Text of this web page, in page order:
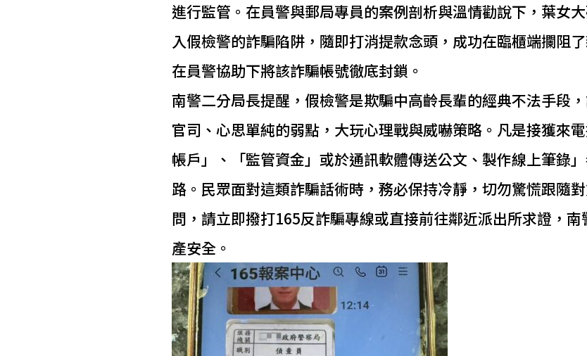
進行監管。在員警與郵局專員的案例剖析與溫情勸說下，葉女
入假檢警的詐騙陷阱，隨即打消提款念頭，成功在臨櫃端攔阻
在員警協助下將該詐騙帳號徹底封鎖。
南警二分局長提醒，假檢警是欺騙中高齡長輩的經典不法手段
官司、心思單純的弱點，大玩心理戰與威嚇策略。凡是接獲來
帳戶」、「監管資金」或於通訊軟體傳送公文、製作線上筆錄
路。民眾面對這類詐騙話術時，務必保持冷靜，切勿驚慌跟隨
問，請立即撥打165反詐騙專線或直接前往鄰近派出所求證，
產安全。